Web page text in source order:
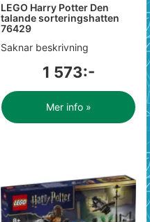
LEGO Harry Potter Den
talande sorteringshatten
76429
Saknar beskrivning
1 573:-
Mer info »